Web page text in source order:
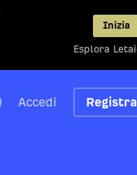
Inizia
Esplora
Accedi